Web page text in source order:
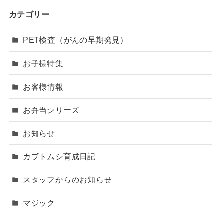
カテゴリー
PET検査（がんの早期発見）
お子様特集
お客様情報
お弁当シリーズ
お知らせ
カブトムシ育成日記
スタッフからのお知らせ
マジック